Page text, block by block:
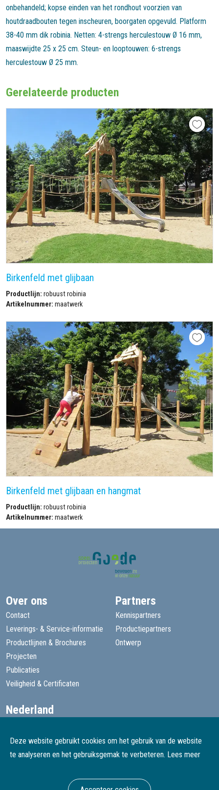
onbehandeld; kopse einden van het rondhout voorzien van
houtdraadbouten tegen inscheuren, boorgaten opgevuld. Platform
38-40 mm dik robinia. Netten: 4-strengs herculestouw Ø 16 mm,
maaswijdte 25 x 25 cm. Steun- en looptouwen: 6-strengs
herculestouw Ø 25 mm.
Gerelateerde producten
Birkenfeld met glijbaan
Productlijn: robuust robinia
Artikelnummer: maatwerk
Birkenfeld met glijbaan en hangmat
Productlijn: robuust robinia
Artikelnummer: maatwerk
Deze website gebruikt cookies om het gebruik van de website
te analyseren en het gebruiksgemak te verbeteren. Lees meer
Over ons
Contact
Leverings- & Service-informatie
Productlijnen & Brochures
Projecten
Publicaties
Veiligheid & Certificaten
Partners
Kennispartners
Productiepartners
Ontwerp
Nederland
België